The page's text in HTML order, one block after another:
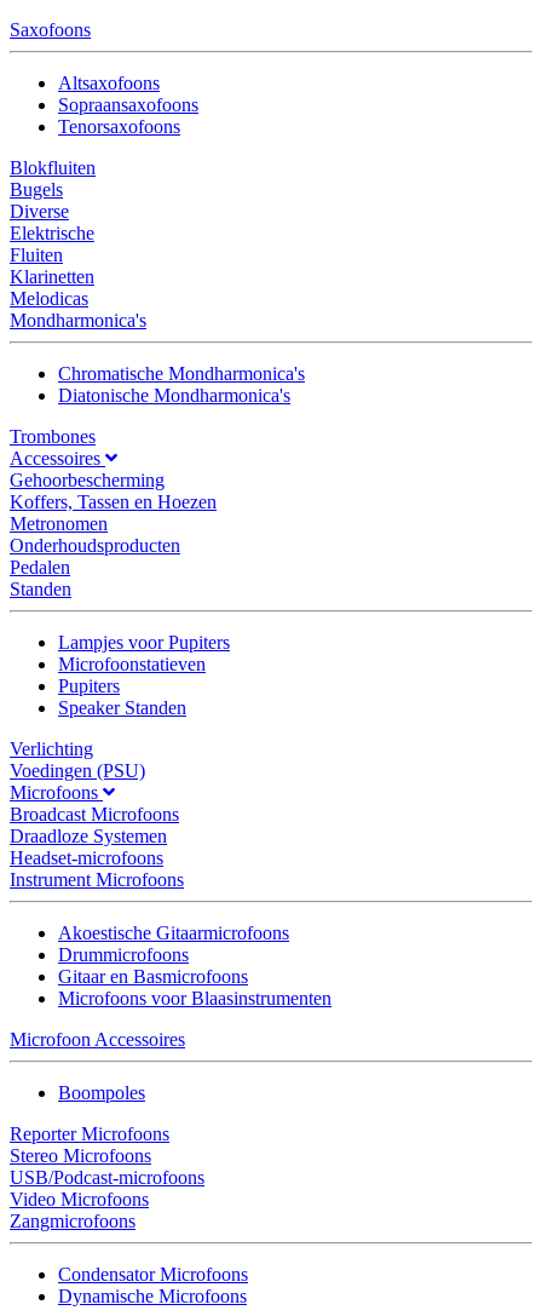
Saxofoons
Altsaxofoons
Sopraansaxofoons
Tenorsaxofoons
Blokfluiten
Bugels
Diverse
Elektrische
Fluiten
Klarinetten
Melodicas
Mondharmonica's
Chromatische Mondharmonica's
Diatonische Mondharmonica's
Trombones
Accessoires
Gehoorbescherming
Koffers, Tassen en Hoezen
Metronomen
Onderhoudsproducten
Pedalen
Standen
Lampjes voor Pupiters
Microfoonstatieven
Pupiters
Speaker Standen
Verlichting
Voedingen (PSU)
Microfoons
Broadcast Microfoons
Draadloze Systemen
Headset-microfoons
Instrument Microfoons
Akoestische Gitaarmicrofoons
Drummicrofoons
Gitaar en Basmicrofoons
Microfoons voor Blaasinstrumenten
Microfoon Accessoires
Boompoles
Reporter Microfoons
Stereo Microfoons
USB/Podcast-microfoons
Video Microfoons
Zangmicrofoons
Condensator Microfoons
Dynamische Microfoons